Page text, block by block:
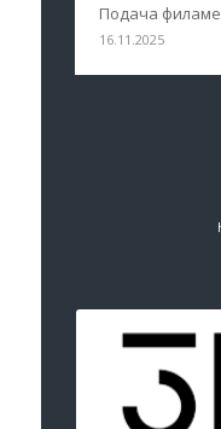
Подача
16.11.2025